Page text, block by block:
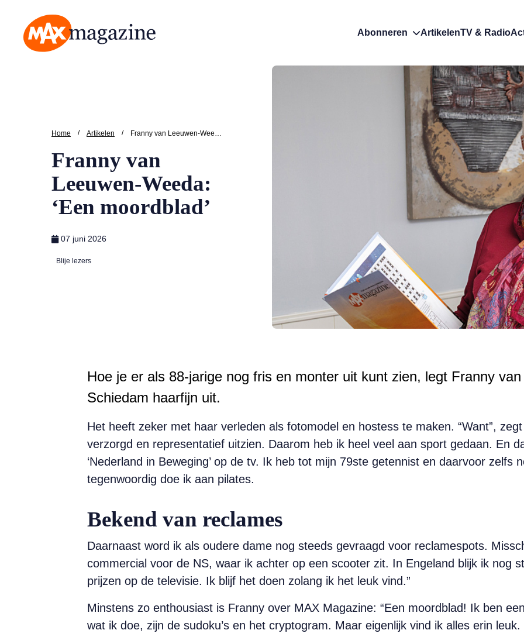
Abonneren ArtikelenTV & Radio
Home / Artikelen /
Franny van
Leeuwen-Weeda:
‘Een moordblad’
07 juni 2026
Blije lezers
Hoe je er als 88-jarige nog fris en monter uit kunt zien, legt Franny
Schiedam haarfijn uit.
Het heeft zeker met haar verleden als fotomodel en hostess te maken. “Want”,
verzorgd en representatief uitzien. Daarom heb ik heel veel aan sport gedaan. En
‘Nederland in Beweging’ op de tv. Ik heb tot mijn 79ste getennist en daarvoor zelfs
tegenwoordig doe ik aan pilates.
Bekend van reclames
Daarnaast word ik als oudere dame nog steeds gevraagd voor reclamespots.
commercial voor de NS, waar ik achter op een scooter zit. In Engeland blijk ik nog
prijzen op de televisie. Ik blijf het doen zolang ik het leuk vind.”
Minstens zo enthousiast is Franny over MAX Magazine: “Een moordblad! Ik ben
wat ik doe, zijn de sudoku’s en het cryptogram. Maar eigenlijk vind ik alles erin